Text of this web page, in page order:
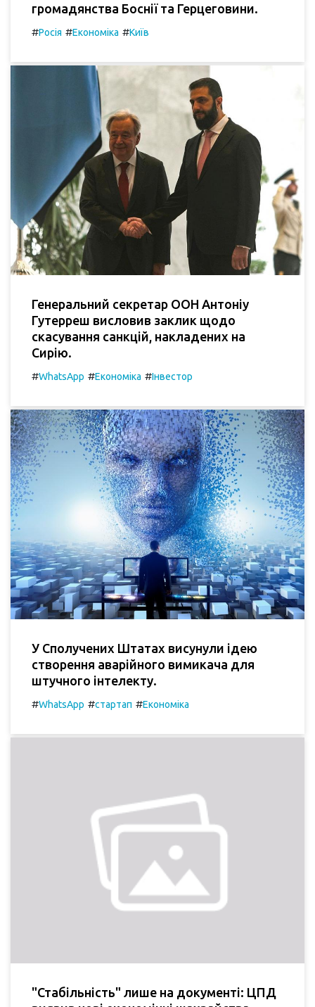
громадянства Боснії та Герцеговини.
#Росія #Економіка #Київ
Генеральний секретар ООН Антоніу
Гутерреш висловив заклик щодо
скасування санкцій, накладених на
Сирію.
#WhatsApp #Економіка #Інвестор
У Сполучених Штатах висунули ідею
створення аварійного вимикача для
штучного інтелекту.
#WhatsApp #стартап #Економіка
"Стабільність" лише на документі: ЦПД